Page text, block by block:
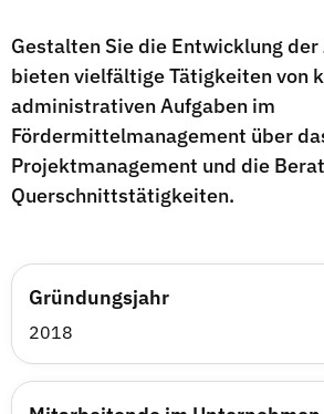
Gestalten Sie die Entwicklung der
bieten vielfältige Tätigkeiten von
administrativen Aufgaben im
Fördermittelmanagement über
Projektmanagement und die
Querschnittstätigkeiten.
Gründungsjahr
2018